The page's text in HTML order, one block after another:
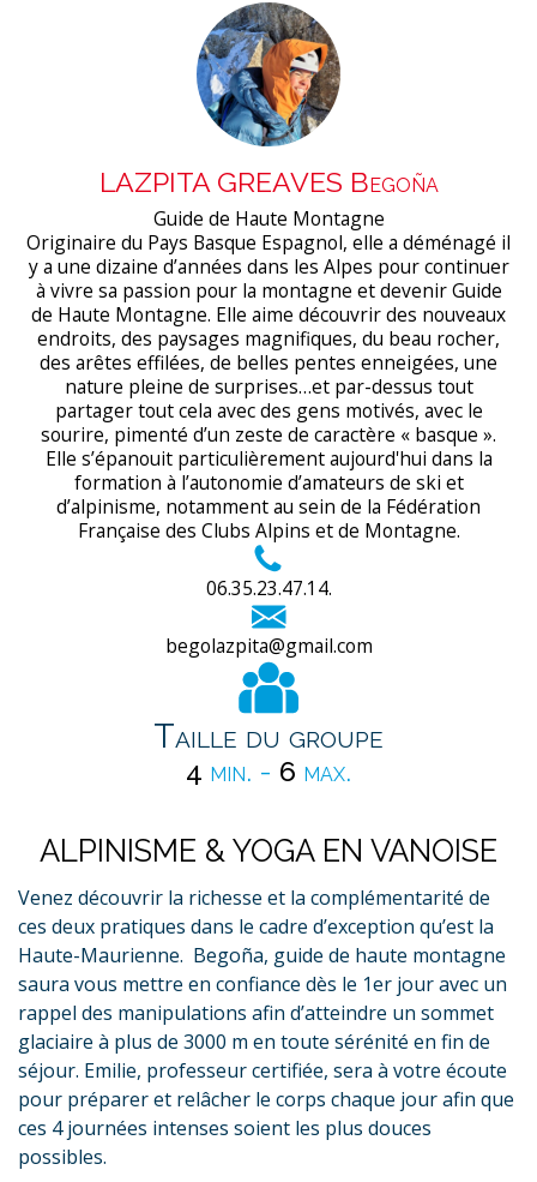
LAZPITA GREAVES Begoña
Guide de Haute Montagne
Originaire du Pays Basque Espagnol, elle a déménagé il
y a une dizaine d’années dans les Alpes pour continuer
à vivre sa passion pour la montagne et devenir Guide
de Haute Montagne. Elle aime découvrir des nouveaux
endroits, des paysages magnifiques, du beau rocher,
des arêtes effilées, de belles pentes enneigées, une
nature pleine de surprises…et par-dessus tout
partager tout cela avec des gens motivés, avec le
sourire, pimenté d’un zeste de caractère « basque ».
Elle s’épanouit particulièrement aujourd'hui dans la
formation à l’autonomie d’amateurs de ski et
d’alpinisme, notamment au sein de la Fédération
Française des Clubs Alpins et de Montagne.
06.35.23.47.14.
begolazpita@gmail.com
Taille du groupe
4 min. - 6 max.
ALPINISME & YOGA EN VANOISE
Venez découvrir la richesse et la complémentarité de
ces deux pratiques dans le cadre d’exception qu’est la
Haute-Maurienne. Begoña, guide de haute montagne
saura vous mettre en confiance dès le 1er jour avec un
rappel des manipulations afin d’atteindre un sommet
glaciaire à plus de 3000 m en toute sérénité en fin de
séjour. Emilie, professeur certifiée, sera à votre écoute
pour préparer et relâcher le corps chaque jour afin que
ces 4 journées intenses soient les plus douces
possibles.